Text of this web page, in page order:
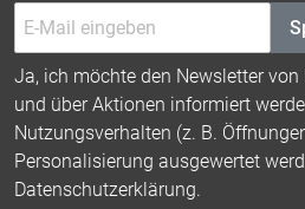
Ja, ich möchte den Newsletter
und über Aktionen informiert
Nutzungsverhalten (z. B.
Personalisierung ausgewertet
Datenschutzerklärung.